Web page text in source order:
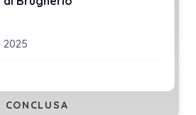
CONCLUSA